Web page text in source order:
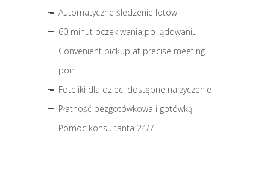
Automatyczne śledzenie lotów
60 minut oczekiwania po lądowaniu
Convenient pickup at precise meeting
point
Foteliki dla dzieci dostępne na życzenie
Płatność bezgotówkowa i gotówką
Pomoc konsultanta 24/7